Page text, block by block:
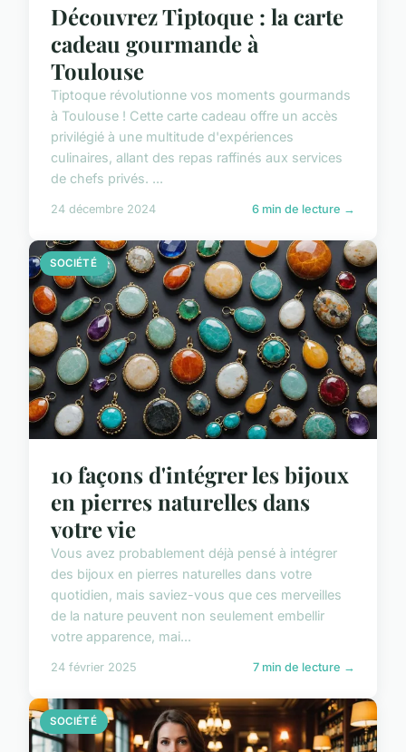
Découvrez Tiptoque : la carte
cadeau gourmande à
Toulouse
Tiptoque révolutionne vos moments gourmands
à Toulouse ! Cette carte cadeau offre un accès
privilégié à une multitude d'expériences
culinaires, allant des repas raffinés aux services
de chefs privés. ...
24 décembre 2024 6 min de lecture →
SOCIÉTÉ
10 façons d'intégrer les bijoux
en pierres naturelles dans
votre vie
Vous avez probablement déjà pensé à intégrer
des bijoux en pierres naturelles dans votre
quotidien, mais saviez-vous que ces merveilles
de la nature peuvent non seulement embellir
votre apparence, mai...
24 février 2025 7 min de lecture →
SOCIÉTÉ